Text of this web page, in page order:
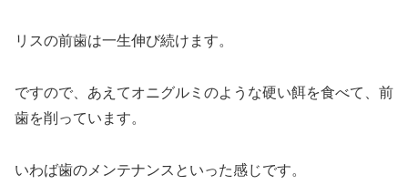
リスの前歯は一生伸び続けます。
ですので、あえてオニグルミのような硬い餌を食べて、前
歯を削っています。
いわば歯のメンテナンスといった感じです。